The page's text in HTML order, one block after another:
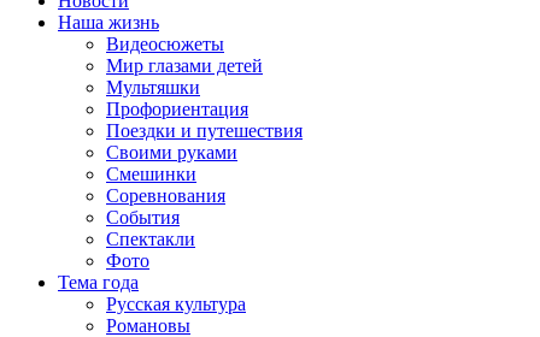
Наша жизнь
Видеосюжеты
Мир глазами детей
Мультяшки
Профориентация
Поездки и путешествия
Своими руками
Смешинки
Соревнования
События
Спектакли
Фото
Тема года
Русская культура
Романовы